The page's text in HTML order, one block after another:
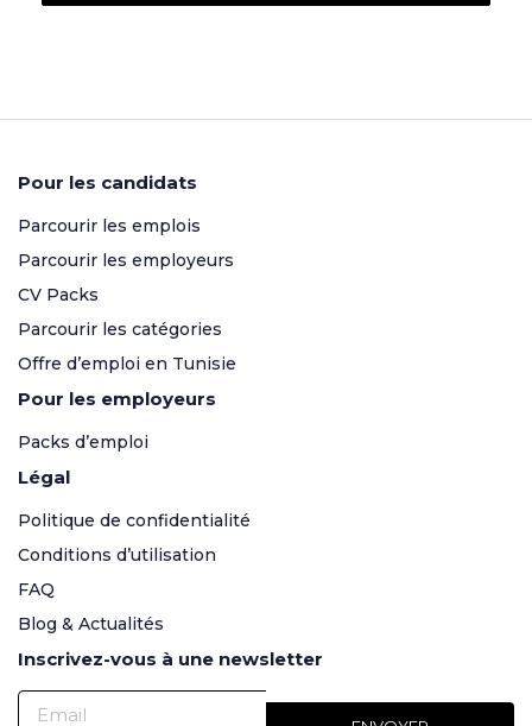
Pour les candidats
Parcourir les emplois
Parcourir les employeurs
CV Packs
Parcourir les catégories
Offre d’emploi en Tunisie
Pour les employeurs
Packs d’emploi
Légal
Politique de confidentialité
Conditions d’utilisation
FAQ
Blog & Actualités
Inscrivez-vous à une newsletter